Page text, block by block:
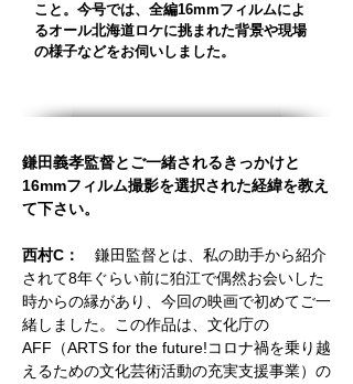
こと。今号では、全編16mmフィルムによ
るオール北海道ロケに挑まれた背景や現場
の様子などをお伺いしました。
鎌田義孝監督とご一緒されるきっかけと
16mmフィルム撮影を選択された経緯を教え
て下さい。
西村C： 鎌田監督とは、私の助手から紹介
されて8年ぐらい前に狛江で偶然お会いした
時からの縁があり、今回の映画で初めてご一
緒しました。この作品は、文化庁の
AFF（ARTS for the future!コロナ禍を乗り越
えるための文化芸術活動の充実支援事業）の